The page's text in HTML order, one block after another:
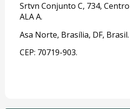
Srtvn Conjunto C, 734,
ALA A.
Asa Norte, Brasília, DF, Brasil.
CEP: 70719-903.